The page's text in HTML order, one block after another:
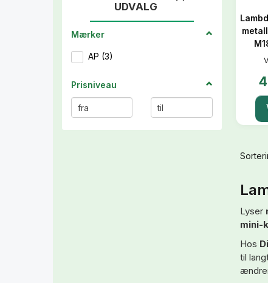
UDVALG
Mærker
AP (3)
Prisniveau
Lyser
mini-
Hos
til